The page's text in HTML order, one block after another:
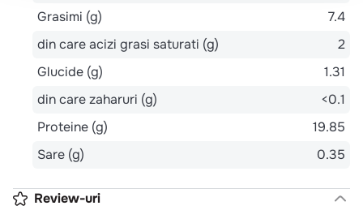
Grasimi (g)
7.4
din care acizi grasi saturati (g)
2
Glucide (g)
1.31
din care zaharuri (g)
<0.1
Proteine (g)
19.85
Sare (g)
0.35
Review-uri